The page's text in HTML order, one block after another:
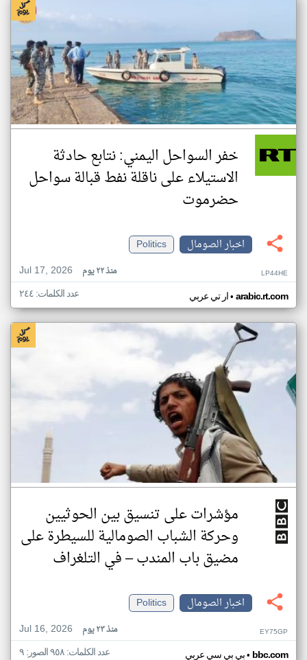
خفر السواحل اليمني: نتابع حادثة
الاستيلاء على ناقلة نفط قبالة سواحل
حضرموت
اخبار الصومال
Politics
Jul 17, 2026
منذ ٢٢ يوم LP44HE
ار تي عربي• arabic.rt.com عدد الكلمات: ٢٤٤
مؤشرات على تنسيق بين الحوثيين
وحركة الشباب الصومالية للسيطرة على
مضيق باب المندب – في التلغراف
اخبار الصومال
Politics
Jul 16, 2026
منذ ٢٣ يوم EY75GP
بي بي سي عربي• bbc.com عدد الكلمات: ٩٥٨ الصور: ٩